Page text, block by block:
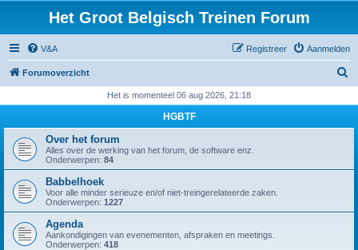
Het Groot Belgisch Treinen Forum
V&A Aanmelden
Registreer
Forumoverzicht
k
Het is momenteel 06 aug 2026, 21:18
HGBTF
Over het forum
Alles over de werking van het forum, de software enz.
Onderwerpen: 84
Babbelhoek
Voor alle minder serieuze en/of niet-treingerelateerde zaken.
Onderwerpen: 1227
Agenda
Aankondigingen van evenementen, afspraken en meetings.
Onderwerpen: 418